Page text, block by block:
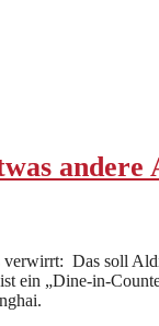
andere
Das soll
ein „Dine-in-